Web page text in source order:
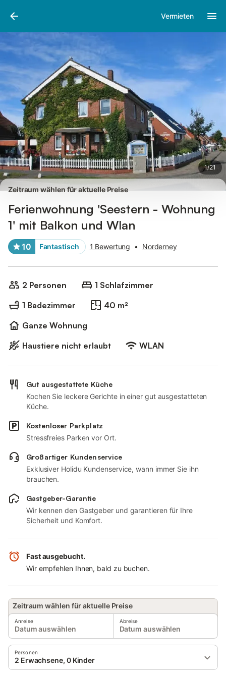
Vermieten
1/21
Bilder
Zeitraum wählen für aktuelle Preise
Ferienwohnung 'Seestern - Wohnung
1' mit Balkon und Wlan
10 Fantastisch 1 Bewertung • Norderney
2 Personen
1 Schlafzimmer
1 Badezimmer
40 m²
Ganze Wohnung
Haustiere nicht erlaubt
WLAN
Gut ausgestattete Küche
Kochen Sie leckere Gerichte in einer gut ausgestatteten
Küche.
Kostenloser Parkplatz
Stressfreies Parken vor Ort.
Großartiger Kundenservice
Exklusiver Holidu Kundenservice, wann immer Sie ihn
brauchen.
Gastgeber-Garantie
Wir kennen den Gastgeber und garantieren für Ihre
Sicherheit und Komfort.
Fast ausgebucht.
Wir empfehlen Ihnen, bald zu buchen.
Zeitraum wählen für aktuelle Preise
Anreise
Datum auswählen
Abreise
Datum auswählen
Personen
2 Erwachsene, 0 Kinder